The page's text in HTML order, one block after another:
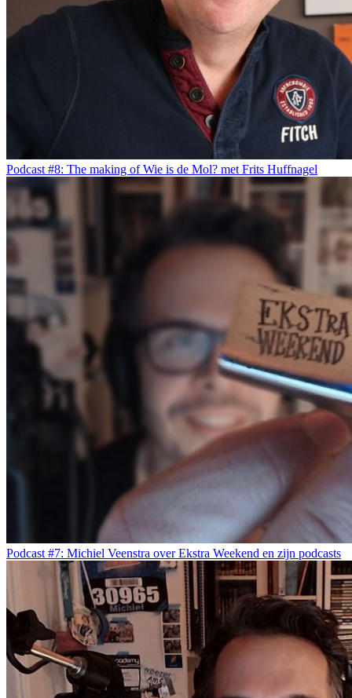
Podcast #8: The making of Wie is de Mol? met Frits Huffnagel
Podcast #7: Michiel Veenstra over Ekstra Weekend en zijn podcasts